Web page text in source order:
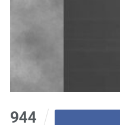
944